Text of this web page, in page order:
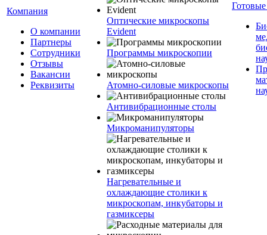
Компания
О компании
Партнеры
Сотрудники
Отзывы
Вакансии
Реквизиты
Оптические микроскопы
Evident
Программы микроскопии
Атомно-силовые микроскопы
Антивибрационные столы
Микроманипуляторы
Нагревательные и
охлаждающие столики к
микроскопам, инкубаторы и
газмиксеры